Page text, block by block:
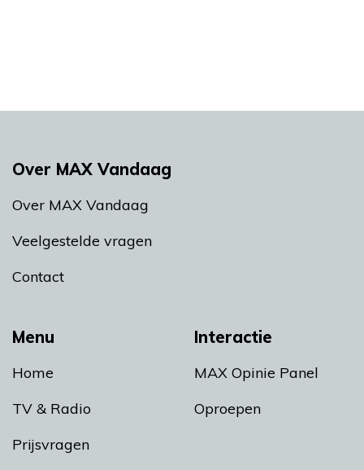
Menu
Home
TV & Radio
Prijsvragen
Interactie
MAX Opinie Panel
Oproepen
Over MAX Vandaag
Over MAX Vandaag
Veelgestelde vragen
Contact